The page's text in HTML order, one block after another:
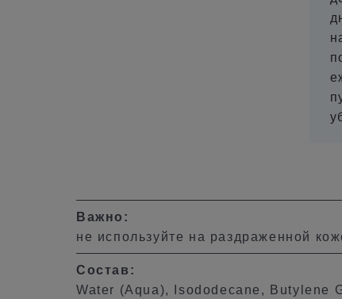
Важно:
не используйте на раздраженной
Состав:
Water (Aqua), Isododecane, Butylene